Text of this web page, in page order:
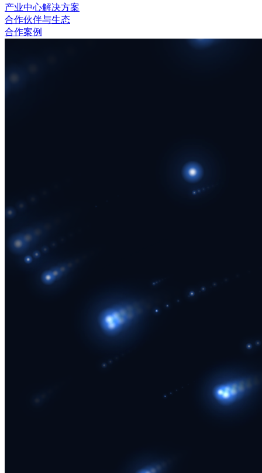
产业中心解决方案
合作伙伴与生态
合作案例